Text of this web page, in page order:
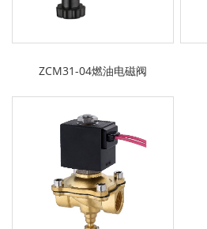
ZCM31-04燃油电磁阀